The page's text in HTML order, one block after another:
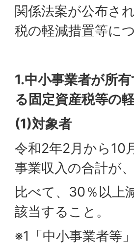
関係法案が公布さ
税の軽減措置等に
1.中小事業者が所
る固定資産税等の
(1)対象者
令和2年2月から10
事業収入の合計が
比べて、30％以上
該当すること。
※1「中小事業者等」